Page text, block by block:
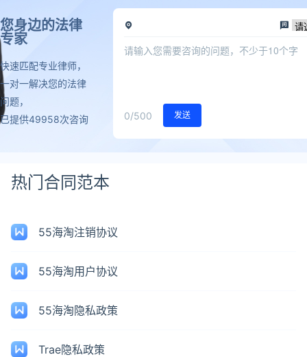
您身边的法律
专家
快速匹配专业律师，
一对一解决您的法律
问题，
已提供49958次咨询
0/500 发送
热门合同范本
55海淘注销协议
55海淘用户协议
55海淘隐私政策
Trae隐私政策